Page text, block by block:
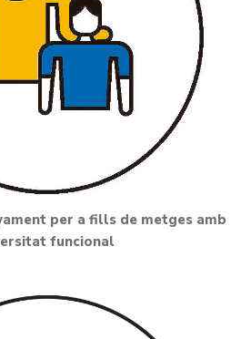
per a fills de metges amb
funcional